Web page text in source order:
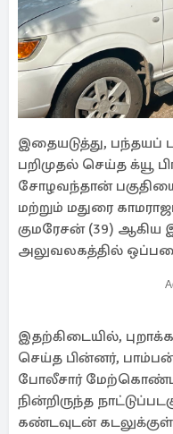
இதையடுத்து, பந்தயப்
பறிமுதல் செய்த க்யூ
சோழவந்தான்
மற்றும் மதுரை
குமரேசன் (39) ஆகிய
அலுவலகத்தில்
இதற்கிடையில்,
செய்த பின்னர், பாம்பன்
போலீசார்
நின்றிருந்த
கண்டவுடன்